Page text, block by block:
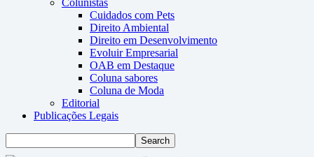
Colunistas
Cuidados com Pets
Direito Ambiental
Direito em Desenvolvimento
Evoluir Empresarial
OAB em Destaque
Coluna sabores
Coluna de Moda
Editorial
Publicações Legais